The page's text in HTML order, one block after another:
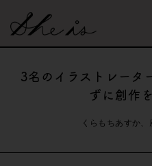
3名のイラストレータ
ずに創作
くらもちあすか